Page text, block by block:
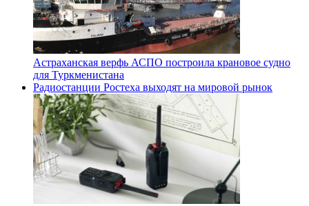
Астраханская верфь АСПО построила крановое судно
для Туркменистана
Радиостанции Ростеха выходят на мировой рынок